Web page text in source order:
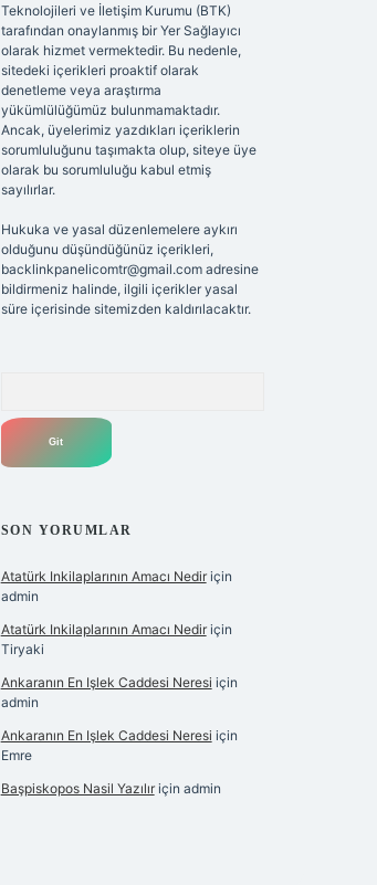
Teknolojileri ve İletişim Kurumu (BTK)
tarafından onaylanmış bir Yer Sağlayıcı
olarak hizmet vermektedir. Bu nedenle,
sitedeki içerikleri proaktif olarak
denetleme veya araştırma
yükümlülüğümüz bulunmamaktadır.
Ancak, üyelerimiz yazdıkları içeriklerin
sorumluluğunu taşımakta olup, siteye üye
olarak bu sorumluluğu kabul etmiş
sayılırlar.
Hukuka ve yasal düzenlemelere aykırı
olduğunu düşündüğünüz içerikleri,
backlinkpanelicomtr@gmail.comadresine
bildirmeniz halinde, ilgili içerikler yasal
süre içerisinde sitemizden kaldırılacaktır.
SON YORUMLAR
Atatürk Inkilaplarının Amacı Nediriçin
admin
Atatürk Inkilaplarının Amacı Nediriçin
Tiryaki
Ankaranın En Işlek Caddesi Neresi için
admin
Ankaranın En Işlek Caddesi Neresi için
Emre
Başpiskopos Nasil Yazılıriçin admin